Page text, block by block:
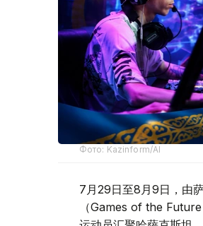
Фото: Kazinform/AI
7月29日至8月9日，由
（Games of the